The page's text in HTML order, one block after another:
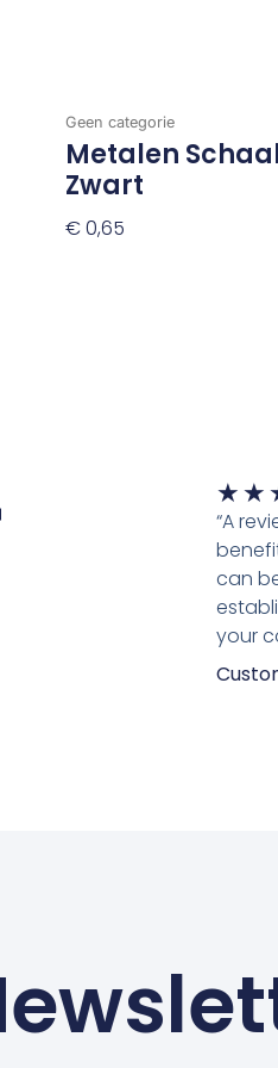
Geen categorie
Metalen
Zwart
€0,65
★ ★
“A
can
your